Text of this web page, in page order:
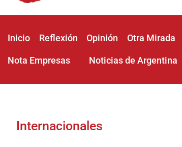
Inicio Reflexión Opinión Otra Mirada
Nota Empresas Noticias de Argentina
Internacionales